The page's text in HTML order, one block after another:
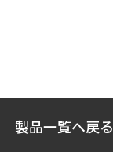
製品一覧へ戻る